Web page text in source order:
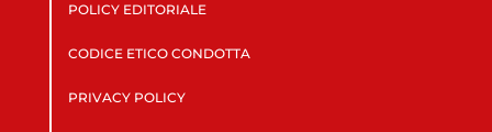
POLICY EDITORIALE
CODICE ETICO CONDOTTA
PRIVACY POLICY